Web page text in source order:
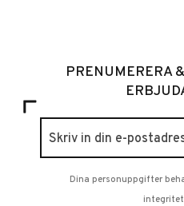
PRENUMERERA
Dina personuppgifter